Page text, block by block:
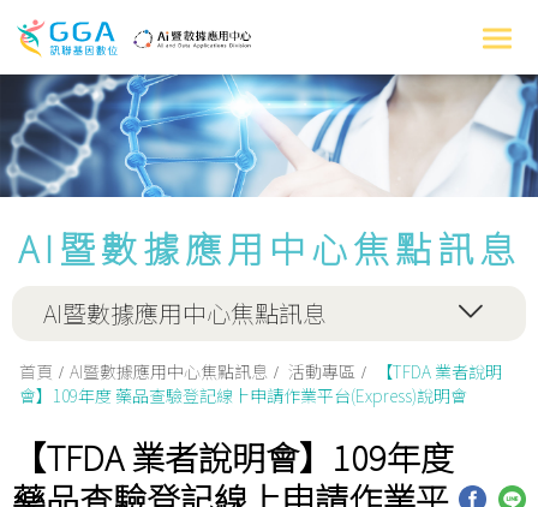
AI暨數據應用中心焦點訊息
AI暨數據應用中心焦點訊息
首頁 AI暨數據應用中心焦點訊息 活動專區
【TFDA 業者說明
會】109年度 藥品查驗登記線上申請作業平台(Express)說明會
【TFDA 業者說明會】109年度